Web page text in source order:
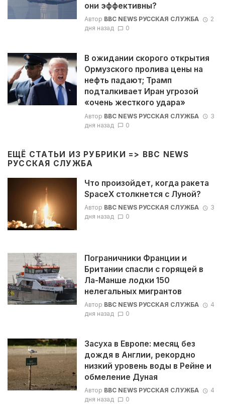
они эффективны?
Автор BBC NEWS РУССКАЯ СЛУЖБА
2
дня назад
0
В ожидании скорого открытия
Ормузского пролива цены на
нефть падают; Трамп
подталкивает Иран угрозой
«очень жесткого удара»
Автор BBC NEWS РУССКАЯ СЛУЖБА
3
дня назад
0
ЕЩЁ СТАТЬИ ИЗ РУБРИКИ => BBC NEWS
РУССКАЯ СЛУЖБА
Что произойдет, когда ракета
SpaceX столкнется с Луной?
Автор BBC NEWS РУССКАЯ СЛУЖБА
3
дня назад
0
Пограничники Франции и
Британии спасли с горящей в
Ла-Манше лодки 150
нелегальных мигрантов
Автор BBC NEWS РУССКАЯ СЛУЖБА
4
дня назад
0
Засуха в Европе: месяц без
дождя в Англии, рекордно
низкий уровень воды в Рейне и
обмеление Дуная
Автор BBC NEWS РУССКАЯ СЛУЖБА
4
дня назад
0